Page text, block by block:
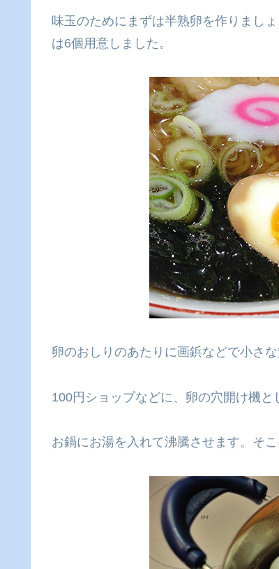
味玉のためにまずは半熟卵を作りまし
は6個用意しました。
卵のおしりのあたりに画鋲などで小さ
100円ショップなどに、卵の穴開け機と
お鍋にお湯を入れて沸騰させます。そ